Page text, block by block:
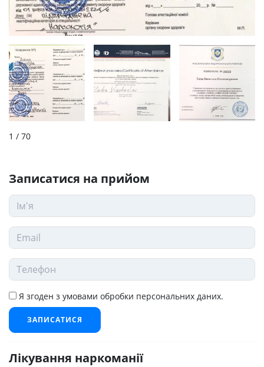
1 / 70
Записатися на прийом
Я згоден з умовами обробки персональних даних.
ЗАПИСАТИСЯ
Лікування наркоманії